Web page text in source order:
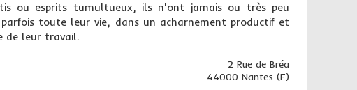
ou esprits tumultueux, ils n'ont jamais ou très peu
toute leur vie, dans un acharnement productif et
de leur travail.
2 Rue de Bréa
44000 Nantes (F)